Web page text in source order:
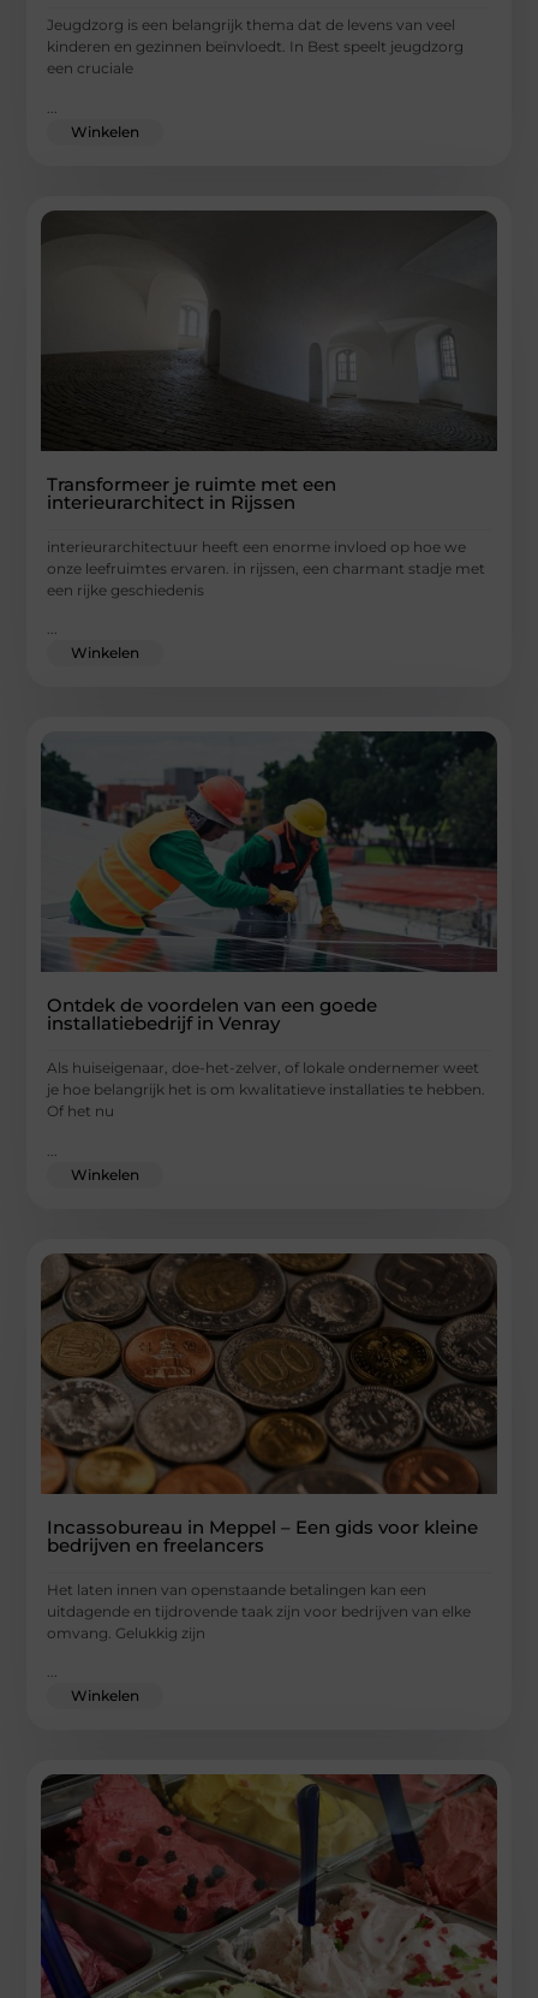
Jeugdzorg is een belangrijk thema dat de levens van veel
kinderen en gezinnen beïnvloedt. In Best speelt jeugdzorg
een cruciale
Winkelen
Transformeer je ruimte met een
interieurarchitect in Rijssen
interieurarchitectuur heeft een enorme invloed op hoe we
onze leefruimtes ervaren. in rijssen, een charmant stadje met
een rijke geschiedenis
...
Winkelen
Ontdek de voordelen van een goede
installatiebedrijf in Venray
Als huiseigenaar, doe-het-zelver, of lokale ondernemer weet
je hoe belangrijk het is om kwalitatieve installaties te hebben.
Of het nu
Winkelen
Incassobureau in Meppel – Een gids voor kleine
bedrijven en freelancers
Het laten innen van openstaande betalingen kan een
uitdagende en tijdrovende taak zijn voor bedrijven van elke
omvang. Gelukkig zijn
...
Winkelen